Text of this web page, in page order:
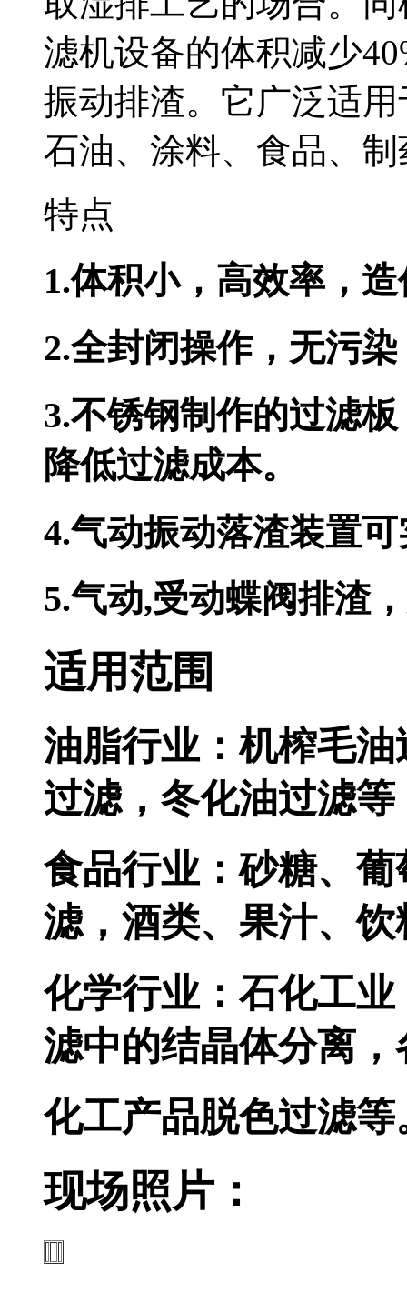
滤机设备的体积减少
振动排渣。它广泛适用于
石油、涂料、食品
特点
1.体积小，高效率，造
2.全封闭操作，无污染
3.不锈钢制作的过滤板
降低过滤成本。
4.气动振动落渣装置可实
5.气动,受动蝶阀排渣
适用范围
油脂行业：机榨毛油
过滤，冬化油过滤等
食品行业：砂糖
滤，酒类、果汁
化学行业：石化工业
滤中的结晶体分离
化工产品脱色过滤等
现场照片：